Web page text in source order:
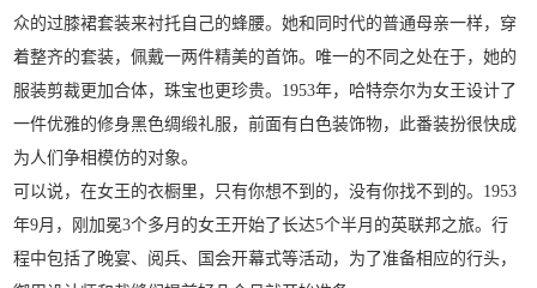
众的过膝裙套装来衬托自己的蜂腰。她和同时代的普通母亲一样，穿
着整齐的套装，佩戴一两件精美的首饰。唯一的不同之处在于，她的
服装剪裁更加合体，珠宝也更珍贵。1953年，哈特奈尔为女王设计了
一件优雅的修身黑色绸缎礼服，前面有白色装饰物，此番装扮很快成
为人们争相模仿的对象。
可以说，在女王的衣橱里，只有你想不到的，没有你找不到的。1953
年9月，刚加冕3个多月的女王开始了长达5个半月的英联邦之旅。行
程中包括了晚宴、阅兵、国会开幕式等活动，为了准备相应的行头，